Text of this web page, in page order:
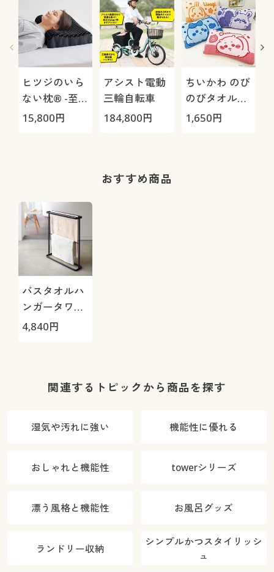
ヒツジのいら
ない枕® -至
極-
15,800円
アシスト電動
三輪自転車
184,800円
ちいかわ のび
のびタオル地
枕カバー
1,650円
おすすめ商品
バスタオルハ
ンガータワー
(tower)
4,840円
関連するトピックから商品を探す
湿気や汚れに強い 機能性に優れる
おしゃれと機能性 towerシリーズ
漂う風格と機能性 お風呂グッズ
ランドリー収納
シンプルかつスタイリッシ
ュ